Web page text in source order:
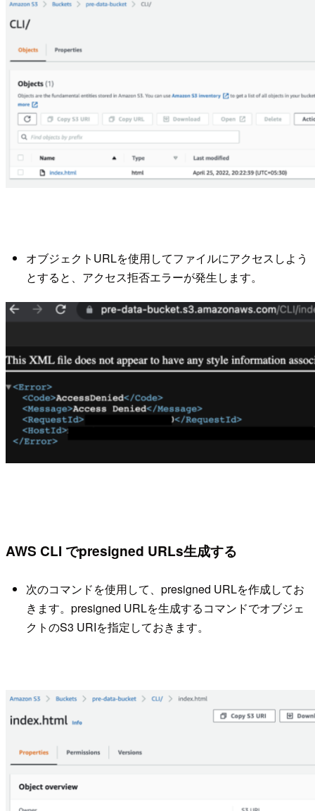
オブジェクトURLを使用してファイルにアクセスしよう
とすると、アクセス拒否エラーが発生します。
AWS CLI でpresigned URLs生成する
次のコマンドを使用して、presigned URLを作成してお
きます。presigned URLを生成するコマンドでオブジェ
クトのS3 URIを指定しておきます。